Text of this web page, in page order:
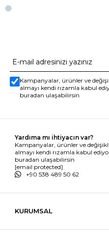
Kampanyalar, ürünler ve
almayı kendi rızamla kabul
buradan ulaşabilirsin
Yardıma mı ihtiyacın var?
Kampanyalar, ürünler ve
almayı kendi rızamla kabul
buradan ulaşabilirsin
[email protected]
+90 538 489 50 62
KURUMSAL